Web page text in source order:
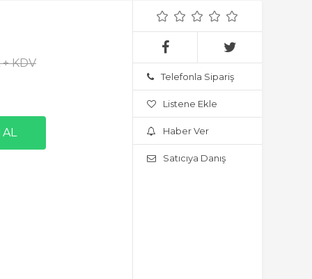
+ KDV
Telefonla Sipariş
Listene Ekle
Haber Ver
Satıcıya Danış